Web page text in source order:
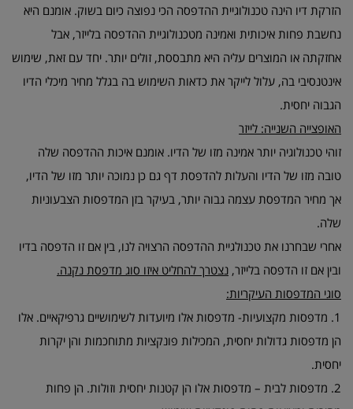
הזרקת דיו הינה טכנולוגיית ההדפסה הכי נפוצה כיום בשוק. אומנם היא
נחשבת פחות איכותית ואמינה מטכנולוגיית ההדפסה בלייזר, אבל
אחזקתה או המוצרים עליה היא מתבססת, זולים יותר. יחד עם זאת, שימוש
אינטנסיבי בה, עלול לייקר את כדאות השימוש בה בגלל מחיר מיכלי הדיו
הגבוה יחסית.
האופצייה השנייה: לייזר
זוהי טכנולוגיה יותר אמינה מזו של הדיו. אומנם איכות ההדפסה שלה
טובה מזו של הדיו והעלות להדפסת דף גם כן נמוכה יותר מזו של הדיו,
אך מחיר המדפסת עצמה גבוה יותר, בעיקר בזן המדפסות הצבעוניות
שלה.
אחרי שבחרנו את טכנולגיית ההדפסה הרצויה לנו, בין אם זו הדפסה בדיו
ובין אם זו הדפסה בלייזר, נצטרך להחליט איזו סוג מדפסת נקנה.
סוגי המדפסות העיקריות:
1. מדפסות מקצועיות- מדפסות אלו מיועדות לשימושיים גרפיקאיים. אלו
הן מדפסות גדולות יחסית, המכילות פונקציות מתוחכמות והן יקרות
יחסית.
2. מדפסות לבית – מדפסות אלו הן קטנות יחסית וזולות. הן פחות